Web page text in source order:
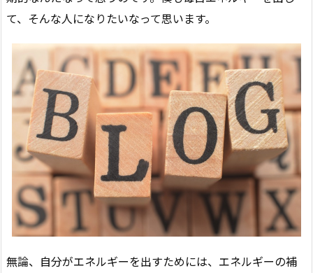
て、そんな人になりたいなって思います。
無論、自分がエネルギーを出すためには、エネルギーの補